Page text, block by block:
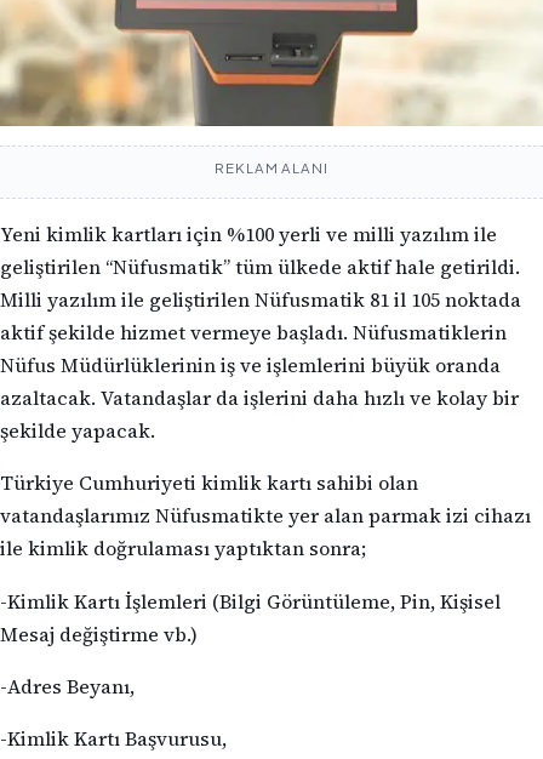
REKLAM ALANI
Yeni kimlik kartları için %100 yerli ve milli yazılım ile
geliştirilen “Nüfusmatik” tüm ülkede aktif hale getirildi.
Milli yazılım ile geliştirilen Nüfusmatik 81 il 105 noktada
aktif şekilde hizmet vermeye başladı. Nüfusmatiklerin
Nüfus Müdürlüklerinin iş ve işlemlerini büyük oranda
azaltacak. Vatandaşlar da işlerini daha hızlı ve kolay bir
şekilde yapacak.
Türkiye Cumhuriyeti kimlik kartı sahibi olan
vatandaşlarımız Nüfusmatikte yer alan parmak izi cihazı
ile kimlik doğrulaması yaptıktan sonra;
-Kimlik Kartı İşlemleri (Bilgi Görüntüleme, Pin, Kişisel
Mesaj değiştirme vb.)
-Adres Beyanı,
-Kimlik Kartı Başvurusu,